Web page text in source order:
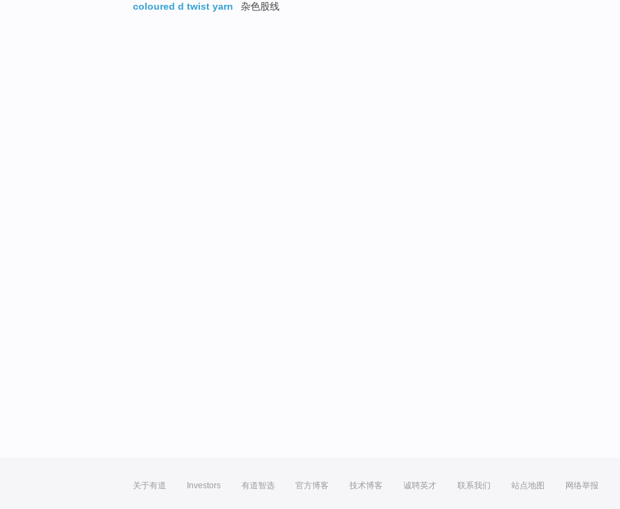
coloured d twist yarn
杂色股线
关于有道 Investors 有道智选 官方博客 技术博客 诚聘英才 联系我们 站点地图 网络举报